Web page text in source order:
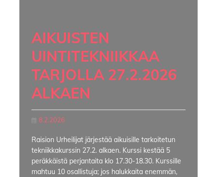
AIKUISTEN
UINTITEKNIIKKAA
TARJOLLA 27.2.2026
ALKAEN
8.2.2026
Raision Urheilijat järjestää aikuisille tarkoitetun
tekniikkakurssin 27.2. alkaen. Kurssi kestää 5
peräkkäistä perjantaita klo 17.30-18.30. Kurssille
mahtuu 10 osallistuja; jos halukkaita enemmän,